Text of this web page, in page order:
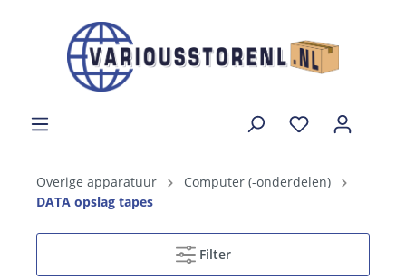
Overige apparatuur
Computer (-onderdelen)
DATA opslag tapes
Filter